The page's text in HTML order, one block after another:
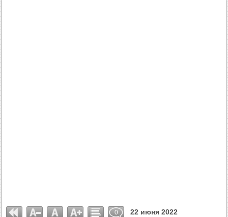
0 22 июня 2022